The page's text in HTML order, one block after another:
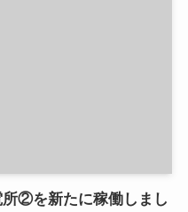
②を新たに稼働しまし